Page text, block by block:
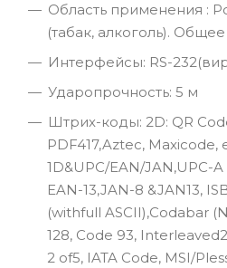
Область применения :
(табак, алкоголь).
Интерфейсы: RS-
Ударопрочность: 5 м
Штрих-коды: 2D: QR
PDF417,Aztec, Maxicode,
1D&UPC/EAN/JAN,UPC-
EAN-13,JAN-8 &JAN13,
(withfull ASCII),Codabar
128, Code 93,
2 of5, IATA Code, MSI/